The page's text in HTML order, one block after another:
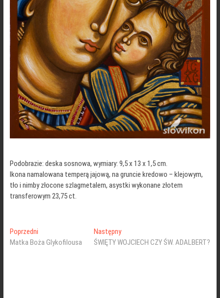
Podobrazie: deska sosnowa, wymiary: 9,5 x 13 x 1,5 cm.
Ikona namalowana temperą jajową, na gruncie kredowo – klejowym,
tło i nimby złocone szlagmetalem, asystki wykonane złotem
transferowym 23,75 ct.
Nawigacja
wpisu
PoprzedniPoprzedni
wpis:
Matka Boża Glykofilousa
NastępnyNastępny
wpis:
ŚWIĘTY WOJCIECH CZY ŚW. ADALBERT?